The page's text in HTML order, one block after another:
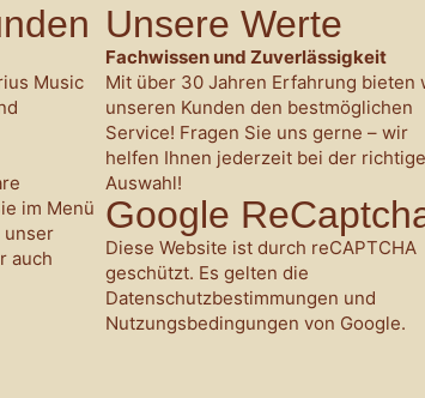
Music
im Menü
unser
auch
Unsere Werte
Fachwissen und Zuverlässigkeit
Mit über 30 Jahren Erfahrung bieten
unseren Kunden den bestmöglichen
Service! Fragen Sie uns gerne – wir
helfen Ihnen jederzeit bei der
Auswahl!
Google
Diese Website ist durch reCAPTCHA
geschützt. Es gelten die
Datenschutzbestimmungen und
Nutzungsbedingungen von Google.